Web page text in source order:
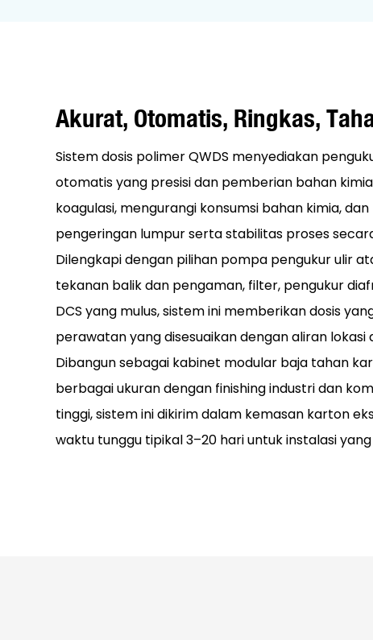
Akurat, Otomatis, Ringkas,
Sistem dosis polimer QWDS menyediakan
otomatis yang presisi dan pemberian bahan
koagulasi, mengurangi konsumsi bahan kimia,
pengeringan lumpur serta stabilitas proses
Dilengkapi dengan pilihan pompa pengukur ulir
tekanan balik dan pengaman, filter, pengukur
DCS yang mulus, sistem ini memberikan dosis
perawatan yang disesuaikan dengan aliran lokasi
Dibangun sebagai kabinet modular baja tahan
berbagai ukuran dengan finishing industri dan
tinggi, sistem ini dikirim dalam kemasan karton
waktu tunggu tipikal 3–20 hari untuk instalasi